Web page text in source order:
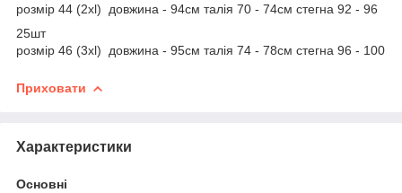
розмір 44 (2xl) довжина - 94см талія 70 - 74см стегна 92 - 96
25шт
розмір 46 (3xl) довжина - 95см талія 74 - 78см стегна 96 - 100
Приховати
Характеристики
Основні